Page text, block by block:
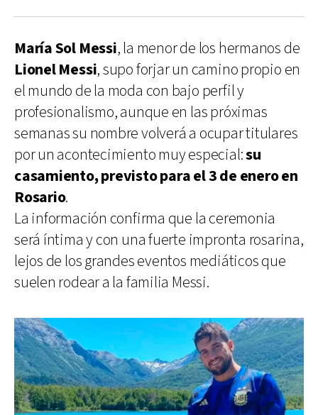
María Sol Messi, la menor de los hermanos de
Lionel Messi, supo forjar un camino propio en
el mundo de la moda con bajo perfil y
profesionalismo, aunque en las próximas
semanas su nombre volverá a ocupar titulares
por un acontecimiento muy especial:su
casamiento, previsto para el 3 de enero en
Rosario.
La información confirma que la ceremonia
será íntima y con una fuerte impronta rosarina,
lejos de los grandes eventos mediáticos que
suelen rodear a la familia Messi.